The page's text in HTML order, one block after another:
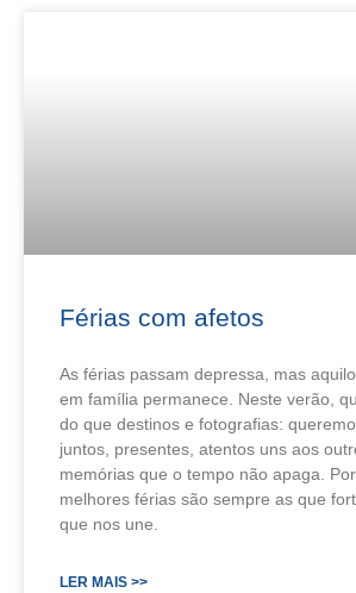
Férias com afetos
As férias passam depressa, mas
em família permanece. Neste verão,
do que destinos e fotografias:
juntos, presentes, atentos uns aos
memórias que o tempo não apaga.
melhores férias são sempre as que
que nos une.
LER MAIS >>